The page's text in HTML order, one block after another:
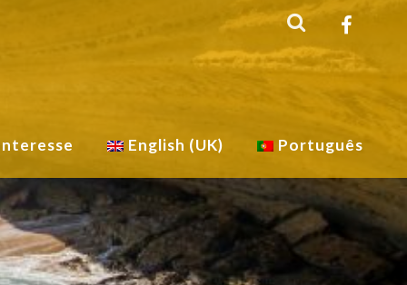
English (UK) Português